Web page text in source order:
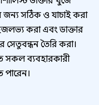
জন্য সঠিক ও যাচাই করা
করা এবং ডাক্তার
তৈরি করা।
সকল ব্যবহারকারী